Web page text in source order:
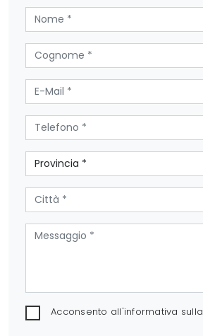
Acconsento all'informativa sulla